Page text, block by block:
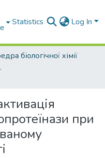
Statistics Log In
біологічної хімії
хімії
при